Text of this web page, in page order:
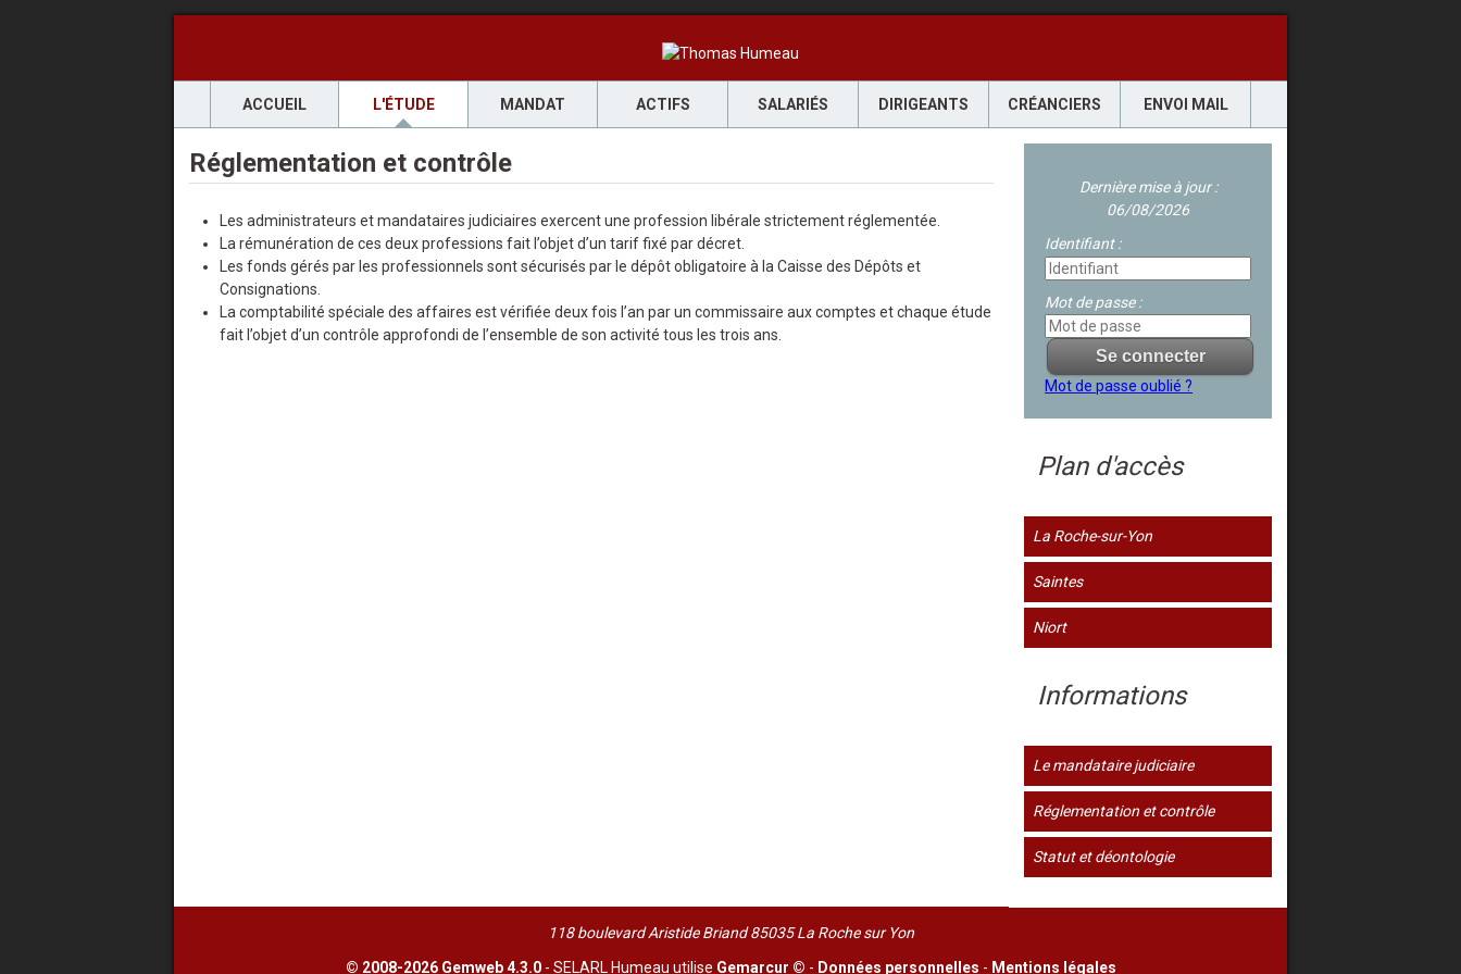
ACCUEIL L'ÉTUDE MANDAT ACTIFS SALARIÉS DIRIGEANTS CRÉANCIERS ENVOI MAIL
Dernière mise à jour :
06/08/2026
Identifiant :
Mot de passe :
Mot de passe oublié ?
Plan d'accès
La Roche-sur-Yon
Saintes
Niort
Informations
Le mandataire judiciaire
Réglementation et contrôle
Statut et déontologie
Réglementation et contrôle
Les administrateurs et mandataires judiciaires exercent une profession libérale strictement réglementée.
La rémunération de ces deux professions fait l’objet d’un tarif fixé par décret.
Les fonds gérés par les professionnels sont sécurisés par le dépôt obligatoire à la Caisse des Dépôts et
Consignations.
La comptabilité spéciale des affaires est vérifiée deux fois l’an par un commissaire aux comptes et chaque étude
fait l’objet d’un contrôle approfondi de l’ensemble de son activité tous les trois ans.
118 boulevard Aristide Briand 85035 La Roche sur Yon
© 2008-2026 Gemweb 4.3.0- SELARL Humeau utilise Gemarcur © - Données personnelles - Mentions légales